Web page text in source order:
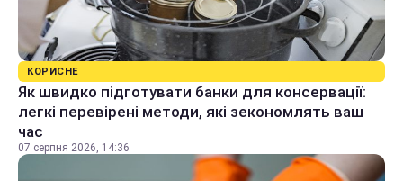
КОРИСНЕ
Як швидко підготувати банки для консервації:
легкі перевірені методи, які зекономлять ваш
час
07 серпня 2026, 14:36